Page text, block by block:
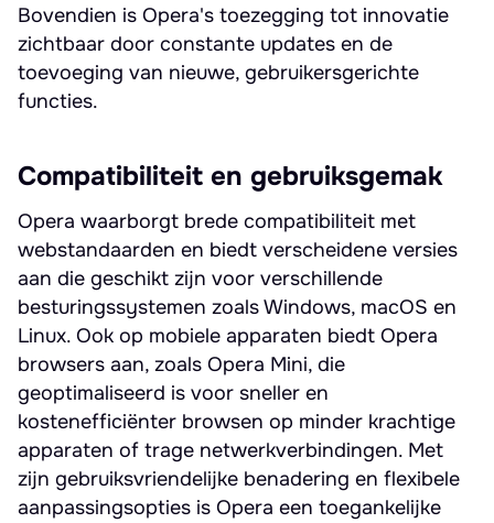
Bovendien is Opera's toezegging tot innovatie
zichtbaar door constante updates en de
toevoeging van nieuwe, gebruikersgerichte
functies.
Compatibiliteit en gebruiksgemak
Opera waarborgt brede compatibiliteit met
webstandaarden en biedt verscheidene versies
aan die geschikt zijn voor verschillende
besturingssystemen zoals Windows, macOS en
Linux. Ook op mobiele apparaten biedt Opera
browsers aan, zoals Opera Mini, die
geoptimaliseerd is voor sneller en
kostenefficiënter browsen op minder krachtige
apparaten of trage netwerkverbindingen. Met
zijn gebruiksvriendelijke benadering en flexibele
aanpassingsopties is Opera een toegankelijke